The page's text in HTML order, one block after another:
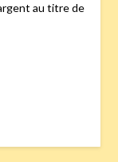
au titre de